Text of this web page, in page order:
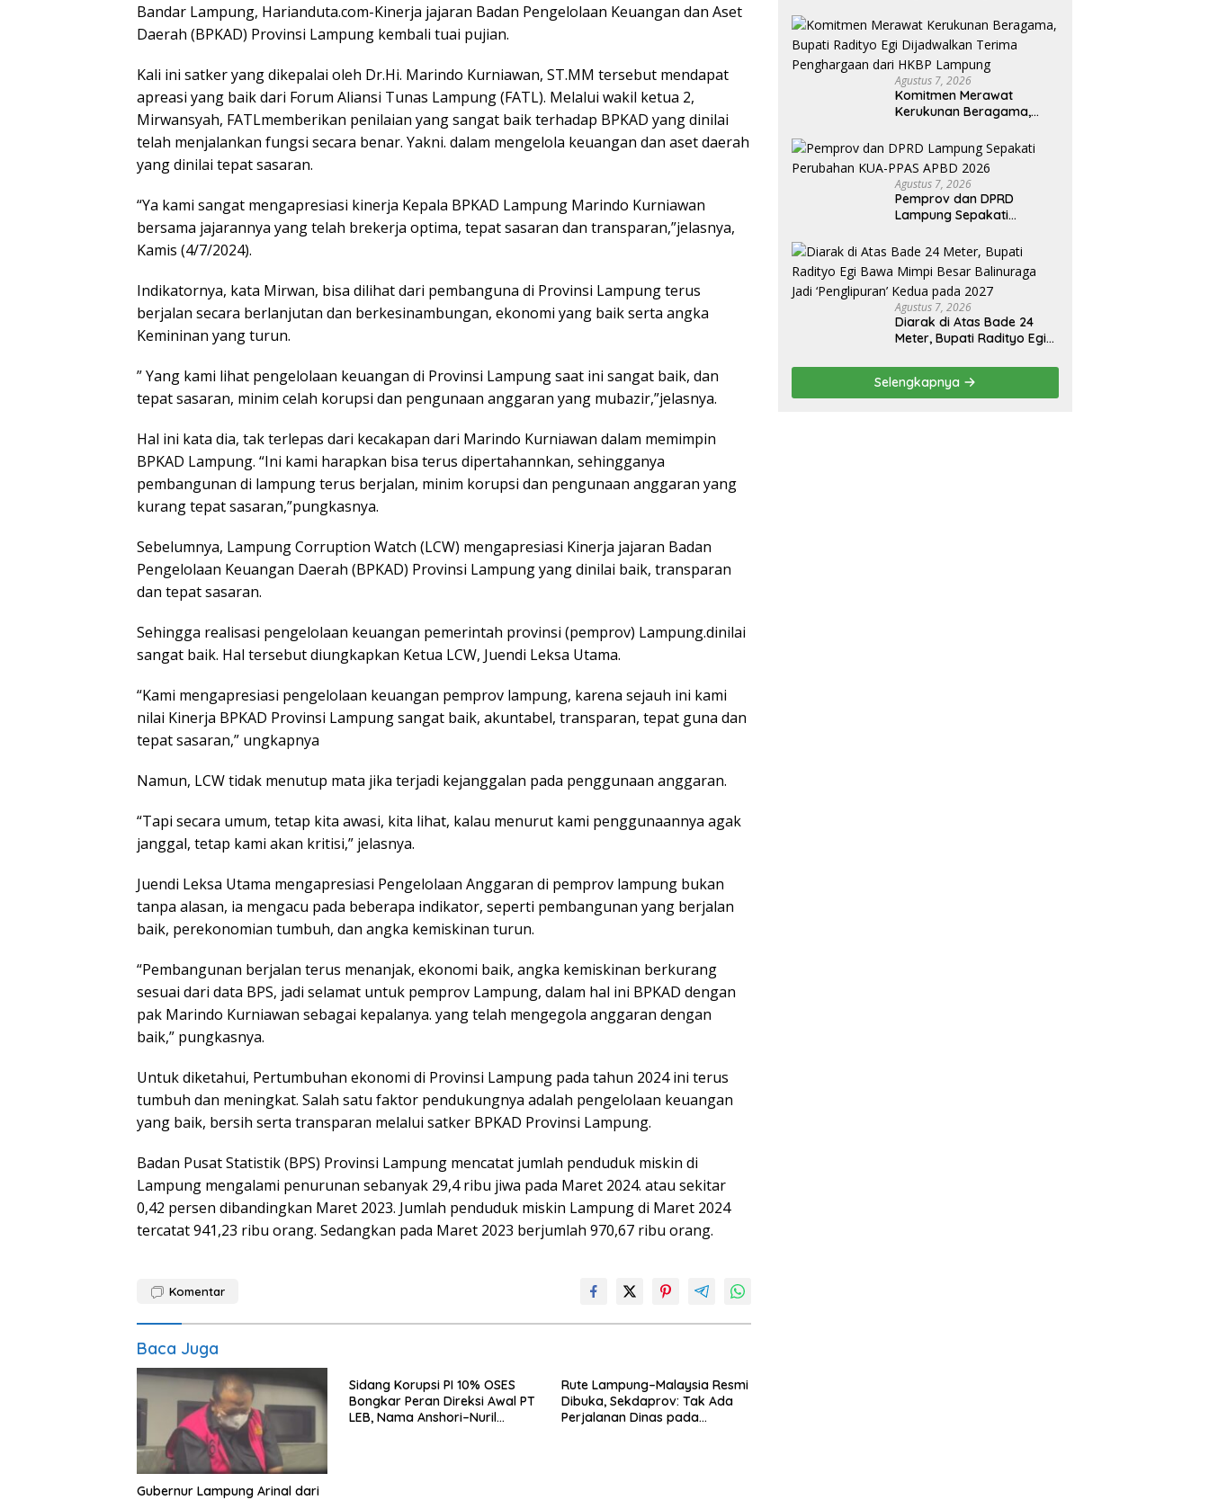
Bandar Lampung, Harianduta.com-Kinerja jajaran Badan Pengelolaan Keuangan dan Aset
Daerah (BPKAD) Provinsi Lampung kembali tuai pujian.
Kali ini satker yang dikepalai oleh Dr.Hi. Marindo Kurniawan, ST.MM tersebut mendapat
apreasi yang baik dari Forum Aliansi Tunas Lampung (FATL). Melalui wakil ketua 2,
Mirwansyah, FATLmemberikan penilaian yang sangat baik terhadap BPKAD yang dinilai
telah menjalankan fungsi secara benar. Yakni. dalam mengelola keuangan dan aset daerah
yang dinilai tepat sasaran.
“Ya kami sangat mengapresiasi kinerja Kepala BPKAD Lampung Marindo Kurniawan
bersama jajarannya yang telah brekerja optima, tepat sasaran dan transparan,”jelasnya,
Kamis (4/7/2024).
Indikatornya, kata Mirwan, bisa dilihat dari pembanguna di Provinsi Lampung terus
berjalan secara berlanjutan dan berkesinambungan, ekonomi yang baik serta angka
Kemininan yang turun.
” Yang kami lihat pengelolaan keuangan di Provinsi Lampung saat ini sangat baik, dan
tepat sasaran, minim celah korupsi dan pengunaan anggaran yang mubazir,”jelasnya.
Hal ini kata dia, tak terlepas dari kecakapan dari Marindo Kurniawan dalam memimpin
BPKAD Lampung. “Ini kami harapkan bisa terus dipertahannkan, sehingganya
pembangunan di lampung terus berjalan, minim korupsi dan pengunaan anggaran yang
kurang tepat sasaran,”pungkasnya.
Sebelumnya, Lampung Corruption Watch (LCW) mengapresiasi Kinerja jajaran Badan
Pengelolaan Keuangan Daerah (BPKAD) Provinsi Lampung yang dinilai baik, transparan
dan tepat sasaran.
Sehingga realisasi pengelolaan keuangan pemerintah provinsi (pemprov) Lampung.dinilai
sangat baik. Hal tersebut diungkapkan Ketua LCW, Juendi Leksa Utama.
“Kami mengapresiasi pengelolaan keuangan pemprov lampung, karena sejauh ini kami
nilai Kinerja BPKAD Provinsi Lampung sangat baik, akuntabel, transparan, tepat guna dan
tepat sasaran,” ungkapnya
Namun, LCW tidak menutup mata jika terjadi kejanggalan pada penggunaan anggaran.
“Tapi secara umum, tetap kita awasi, kita lihat, kalau menurut kami penggunaannya agak
janggal, tetap kami akan kritisi,” jelasnya.
Juendi Leksa Utama mengapresiasi Pengelolaan Anggaran di pemprov lampung bukan
tanpa alasan, ia mengacu pada beberapa indikator, seperti pembangunan yang berjalan
baik, perekonomian tumbuh, dan angka kemiskinan turun.
“Pembangunan berjalan terus menanjak, ekonomi baik, angka kemiskinan berkurang
sesuai dari data BPS, jadi selamat untuk pemprov Lampung, dalam hal ini BPKAD dengan
pak Marindo Kurniawan sebagai kepalanya. yang telah mengegola anggaran dengan
baik,” pungkasnya.
Untuk diketahui, Pertumbuhan ekonomi di Provinsi Lampung pada tahun 2024 ini terus
tumbuh dan meningkat. Salah satu faktor pendukungnya adalah pengelolaan keuangan
yang baik, bersih serta transparan melalui satker BPKAD Provinsi Lampung.
Badan Pusat Statistik (BPS) Provinsi Lampung mencatat jumlah penduduk miskin di
Lampung mengalami penurunan sebanyak 29,4 ribu jiwa pada Maret 2024. atau sekitar
0,42 persen dibandingkan Maret 2023. Jumlah penduduk miskin Lampung di Maret 2024
tercatat 941,23 ribu orang. Sedangkan pada Maret 2023 berjumlah 970,67 ribu orang.
Komentar
Baca Juga
Gubernur Lampung Arinal dari
Sidang Korupsi PI 10% OSES
Bongkar Peran Direksi Awal PT
LEB, Nama Anshori–Nuril
Rute Lampung–Malaysia Resmi
Dibuka, Sekdaprov: Tak Ada
Perjalanan Dinas pada
Agustus 7, 2026
Komitmen Merawat
Kerukunan Beragama,
Dijadwalkan Terima
Penghargaan dari HKBP
Lampung
Agustus 7, 2026
Pemprov dan DPRD
Lampung Sepakati
APBD 2026
Agustus 7, 2026
Diarak di Atas Bade 24
Meter, Bupati Radityo Egi
Balinuraga Jadi
‘Penglipuran’ Kedua pada
2027
Selengkapnya